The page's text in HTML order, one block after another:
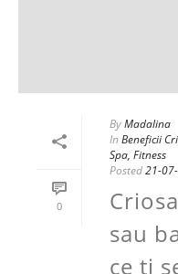
0
ByMadalina
In Beneficii
Spa, Fitness
Posted21-
sau
ce ti